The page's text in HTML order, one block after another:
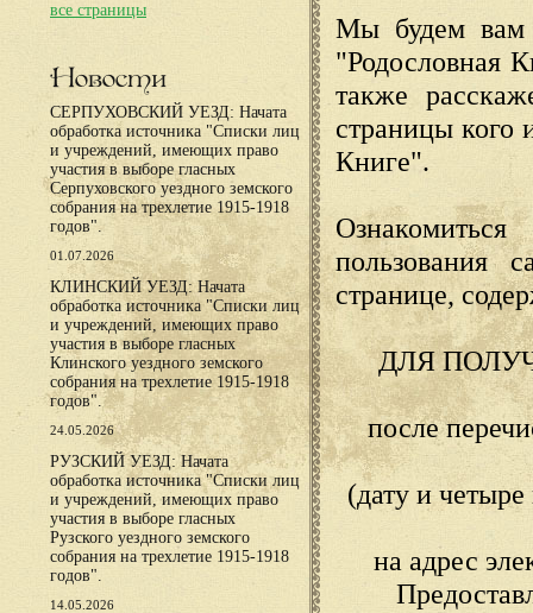
все страницы
Новости
СЕРПУХОВСКИЙ УЕЗД: Начата
обработка источника "Списки лиц
и учреждений, имеющих право
участия в выборе гласных
Серпуховского уездного земского
собрания на трехлетие 1915-1918
годов".
01.07.2026
КЛИНСКИЙ УЕЗД: Начата
обработка источника "Списки лиц
и учреждений, имеющих право
участия в выборе гласных
Клинского уездного земского
собрания на трехлетие 1915-1918
годов".
24.05.2026
РУЗСКИЙ УЕЗД: Начата
обработка источника "Списки лиц
и учреждений, имеющих право
участия в выборе гласных
Рузского уездного земского
собрания на трехлетие 1915-1918
годов".
14.05.2026
Мы будем вам
"Родословная
также
страницы кого
Книге".
пользования
странице,
ДЛЯ
после
(дату и
на адрес